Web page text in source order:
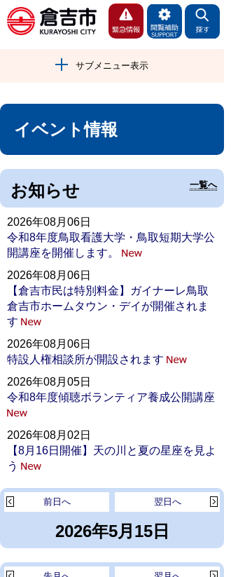
サブメニュー表示
イベント情報
お知らせ 一覧へ
2026年08月06日
令和8年度鳥取看護大学・鳥取短期大学公
開講座を開催します。
2026年08月06日
【倉吉市民は特別料金】ガイナーレ鳥取
倉吉市ホームタウン・デイが開催されま
す
2026年08月06日
特設人権相談所が開設されます
2026年08月05日
令和8年度傾聴ボランティア養成公開講座
2026年08月02日
【8月16日開催】天の川と夏の星座を見よ
う
2026年5月15日
翌日へ
前日へ